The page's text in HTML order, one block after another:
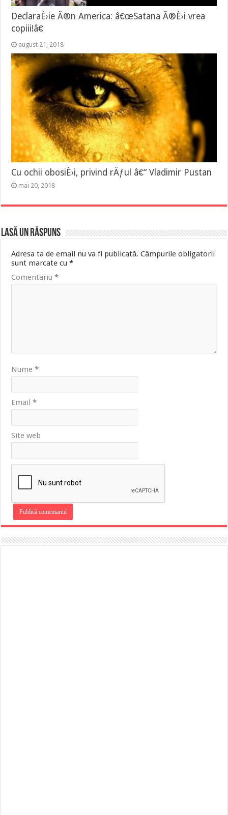
DeclaraÈ›ie Ã®n America: â€œSatana Ã®È›i vrea
copiii!â€
august 21, 2018
Cu ochii obosiÈ›i, privind rÄƒul â€“ Vladimir Pustan
mai 20, 2018
Lasă un răspuns
Adresa ta de email nu va fi publicată. Câmpurile obligatorii
sunt marcate cu*
Comentariu*
Nume*
Email*
Site web